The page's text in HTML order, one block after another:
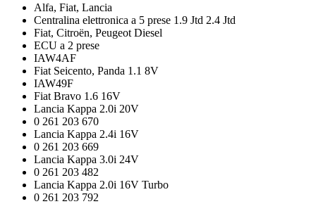
Alfa, Fiat, Lancia
Centralina elettronica a 5 prese 1.9 Jtd 2.4 Jtd
Fiat, Citroën, Peugeot Diesel
ECU a 2 prese
IAW4AF
Fiat Seicento, Panda 1.1 8V
IAW49F
Fiat Bravo 1.6 16V
Lancia Kappa 2.0i 20V
0 261 203 670
Lancia Kappa 2.4i 16V
0 261 203 669
Lancia Kappa 3.0i 24V
0 261 203 482
Lancia Kappa 2.0i 16V Turbo
0 261 203 792